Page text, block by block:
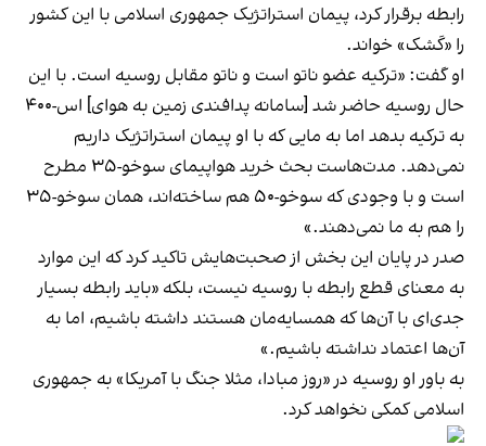
رابطه برقرار کرد، پیمان استراتژیک جمهوری اسلامی با این کشور
را «کَشک» خواند.
او گفت: «ترکیه عضو ناتو است و ناتو مقابل روسیه است. با این
حال روسیه حاضر شد [سامانه پدافندی زمین به هوای] اس-۴۰۰
به ترکیه بدهد اما به مایی که با او پیمان استراتژیک داریم
نمی‌دهد. مدت‌هاست بحث خرید هواپیمای سوخو-۳۵ مطرح
است و با وجودی که سوخو-۵۰ هم ساخته‌اند، همان سوخو-۳۵
را هم به ما نمی‌دهند.»
صدر در پایان این بخش از صحبت‌هایش تاکید کرد که این موارد
به معنای قطع رابطه با روسیه نیست، بلکه «باید رابطه بسیار
جدی‌ای با آن‌ها که همسایه‌مان هستند داشته باشیم، اما به
آن‌ها اعتماد نداشته باشیم.»
به باور او روسیه در «روز مبادا، مثلا جنگ با آمریکا» به جمهوری
اسلامی کمکی نخواهد کرد.